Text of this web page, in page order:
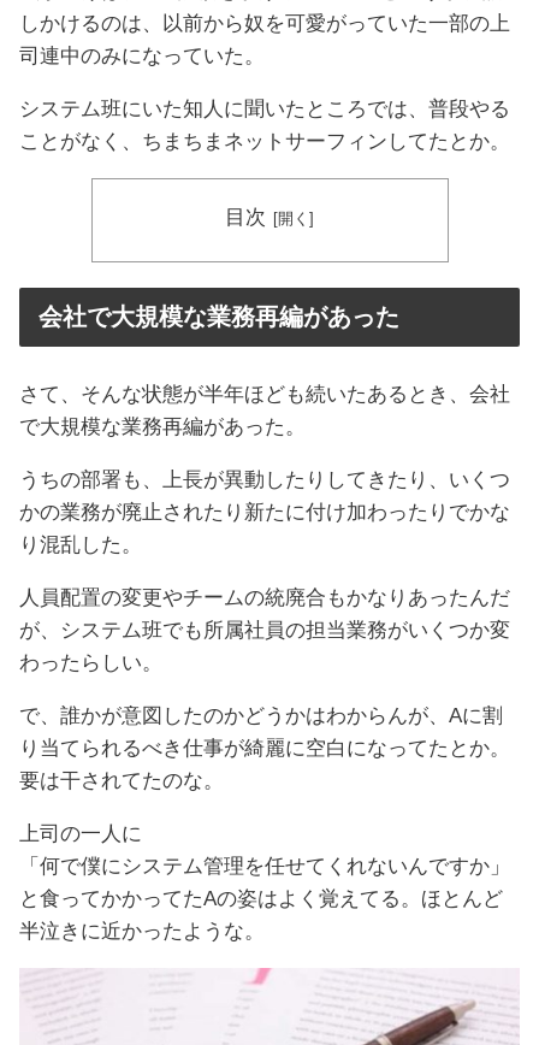
しかけるのは、以前から奴を可愛がっていた一部の上
司連中のみになっていた。
システム班にいた知人に聞いたところでは、普段やる
ことがなく、ちまちまネットサーフィンしてたとか。
目次
会社で大規模な業務再編があった
さて、そんな状態が半年ほども続いたあるとき、会社
で大規模な業務再編があった。
うちの部署も、上長が異動したりしてきたり、いくつ
かの業務が廃止されたり新たに付け加わったりでかな
り混乱した。
人員配置の変更やチームの統廃合もかなりあったんだ
が、システム班でも所属社員の担当業務がいくつか変
わったらしい。
で、誰かが意図したのかどうかはわからんが、Aに割
り当てられるべき仕事が綺麗に空白になってたとか。
要は干されてたのな。
上司の一人に
「何で僕にシステム管理を任せてくれないんですか」
と食ってかかってたAの姿はよく覚えてる。ほとんど
半泣きに近かったような。